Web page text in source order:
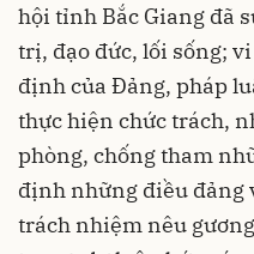
hội tỉnh Bắc Giang đã
trị, đạo đức, lối sống;
định của Đảng, pháp
thực hiện chức trách,
phòng, chống tham
định những điều đảng
trách nhiệm nêu